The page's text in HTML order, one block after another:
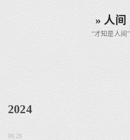
» 人间
“才知是人间”
2024
09.29